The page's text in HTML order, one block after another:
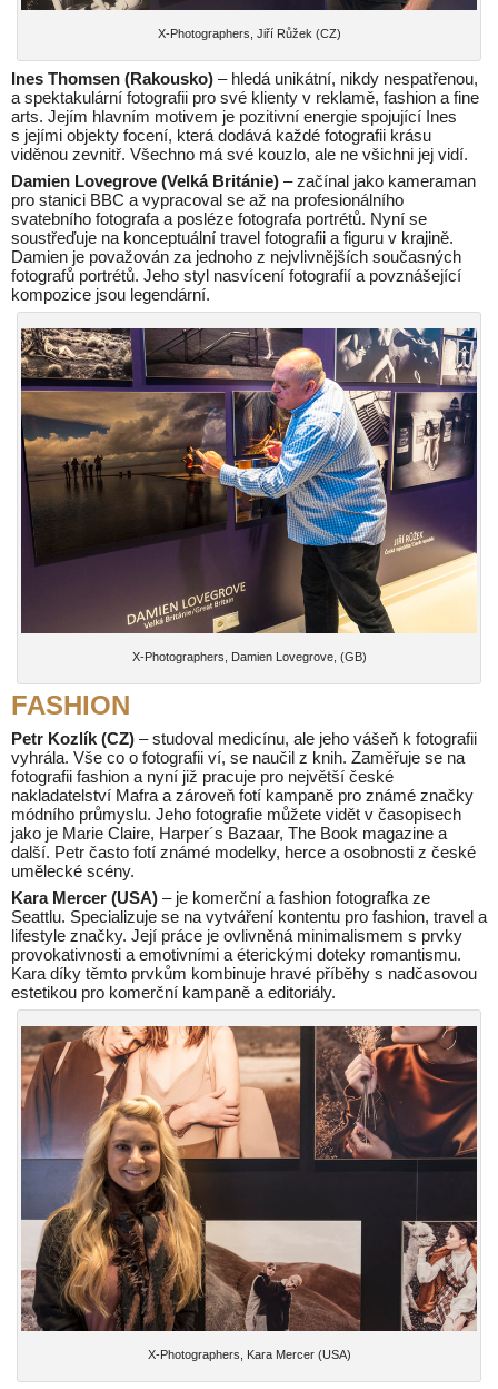
X-Photographers, Jiří Růžek (CZ)
Ines Thomsen (Rakousko) – hledá unikátní, nikdy nespatřenou,
a spektakulární fotografii pro své klienty v reklamě, fashion a fine
arts. Jejím hlavním motivem je pozitivní energie spojující Ines
s jejími objekty focení, která dodává každé fotografii krásu
viděnou zevnitř. Všechno má své kouzlo, ale ne všichni jej vidí.
Damien Lovegrove (Velká Británie) – začínal jako kameraman
pro stanici BBC a vypracoval se až na profesionálního
svatebního fotografa a posléze fotografa portrétů. Nyní se
soustřeďuje na konceptuální travel fotografii a figuru v krajině.
Damien je považován za jednoho z nejvlivnějších současných
fotografů portrétů. Jeho styl nasvícení fotografií a povznášející
kompozice jsou legendární.
X-Photographers, Damien Lovegrove, (GB)
FASHION
Petr Kozlík (CZ) – studoval medicínu, ale jeho vášeň k fotografii
vyhrála. Vše co o fotografii ví, se naučil z knih. Zaměřuje se na
fotografii fashion a nyní již pracuje pro největší české
nakladatelství Mafra a zároveň fotí kampaně pro známé značky
módního průmyslu. Jeho fotografie můžete vidět v časopisech
jako je Marie Claire, Harper´s Bazaar, The Book magazine a
další. Petr často fotí známé modelky, herce a osobnosti z české
umělecké scény.
Kara Mercer (USA) – je komerční a fashion fotografka ze
Seattlu. Specializuje se na vytváření kontentu pro fashion, travel a
lifestyle značky. Její práce je ovlivněná minimalismem s prvky
provokativnosti a emotivními a éterickými doteky romantismu.
Kara díky těmto prvkům kombinuje hravé příběhy s nadčasovou
estetikou pro komerční kampaně a editoriály.
X-Photographers, Kara Mercer (USA)